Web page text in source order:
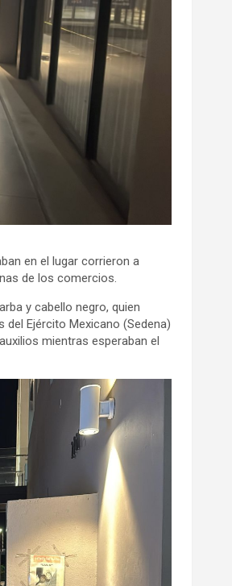
en el lugar corrieron a
de los comercios.
y cabello negro, quien
del Ejército Mexicano (Sedena)
mientras esperaban el